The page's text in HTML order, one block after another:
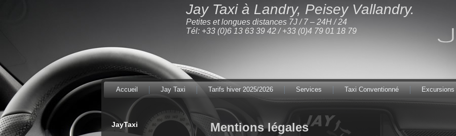
Jay Taxi à Landry, Peisey Vallandry.
Petites et longues distances 7J / 7 – 24H / 24
Tél: +33 (0)6 13 63 39 42 / +33 (0)4 79 01 18 79
Accueil Jay Taxi Tarifs hiver 2025/2026 Services Taxi Conventionné Excursions
JayTaxi Mentions légales